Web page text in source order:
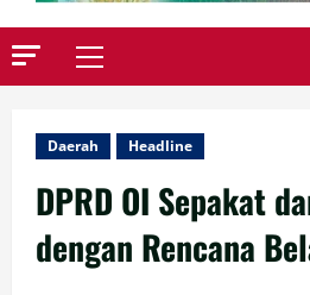
Primary
Daerah Headline
DPRD OI Sepakat
dengan Rencana